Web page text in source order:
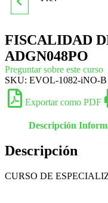
FISCALIDAD
ADGN048PO
Preguntar sobre este curso
SKU: EVOL-1082-iNO-B
Exportar como PDF
Descripción
Descripción
CURSO DE